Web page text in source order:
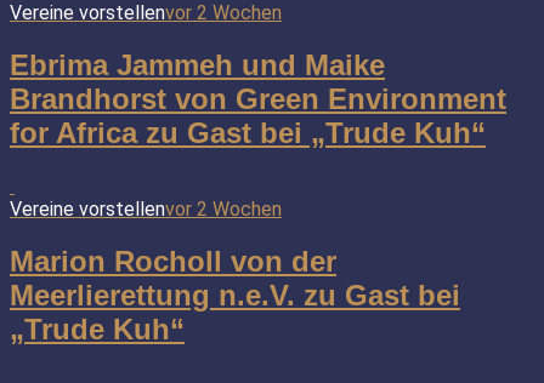
Vereine vorstellenvor 2 Wochen
Ebrima Jammeh und Maike
Brandhorst von Green Environment
for Africa zu Gast bei „Trude Kuh“
Vereine vorstellenvor 2 Wochen
Marion Rocholl von der
Meerlierettung n.e.V. zu Gast bei
„Trude Kuh“